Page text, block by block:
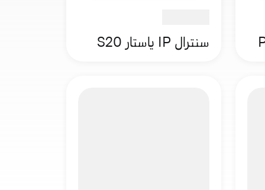
سنترال IP ياستار S20